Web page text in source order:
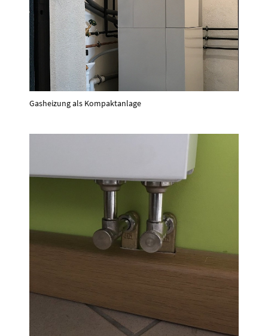
Gasheizung als Kompaktanlage